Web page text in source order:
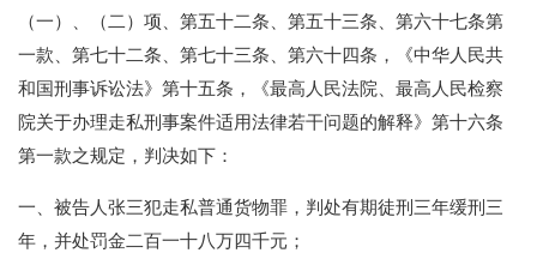
（一）、（二）项、第五十二条、第五十三条、第六十七条第
一款、第七十二条、第七十三条、第六十四条，《中华人民共
和国刑事诉讼法》第十五条，《最高人民法院、最高人民检察
院关于办理走私刑事案件适用法律若干问题的解释》第十六条
第一款之规定，判决如下：
一、被告人张三犯走私普通货物罪，判处有期徒刑三年缓刑三
年，并处罚金二百一十八万四千元；